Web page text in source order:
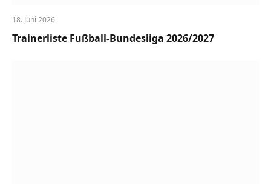
18. Juni 2026
Trainerliste Fußball-Bundesliga 2026/2027